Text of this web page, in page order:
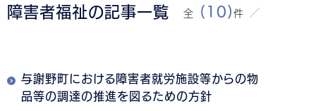
障害者福祉の記事一覧 全 (10)件
与謝野町における障害者就労施設等からの物
品等の調達の推進を図るための方針